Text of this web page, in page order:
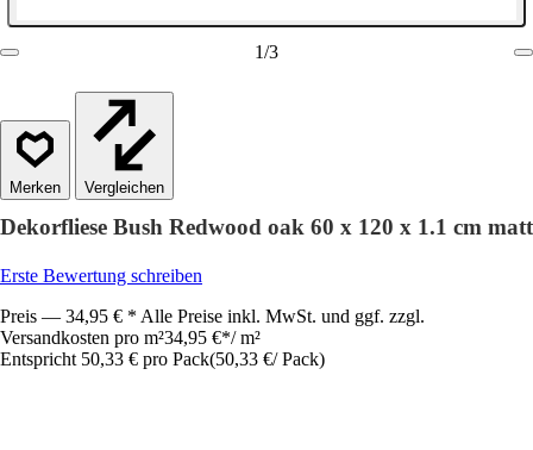
1/3
Vergleichen
Dekorfliese Bush Redwood oak 60 x 120 x 1.1 cm matt
Erste Bewertung schreiben
Preis — 34,95 € * Alle Preise inkl. MwSt. und ggf. zzgl.
Versandkosten pro m²34,95 €*/ m²
Entspricht 50,33 € pro Pack(50,33 €/ Pack)